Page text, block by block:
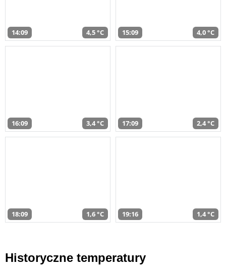
14:09 4,5 °C 15:09 4,0 °C
16:09 3,4 °C 17:09 2,4 °C
18:09 1,6 °C 19:16 1,4 °C
Historyczne temperatury